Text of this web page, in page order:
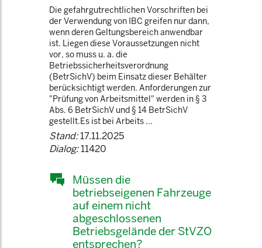
Die gefahrgutrechtlichen Vorschriften bei
der Verwendung von IBC greifen nur dann,
wenn deren Geltungsbereich anwendbar
ist. Liegen diese Voraussetzungen nicht
vor, so muss u. a. die
Betriebssicherheitsverordnung
(BetrSichV) beim Einsatz dieser Behälter
berücksichtigt werden. Anforderungen zur
"Prüfung von Arbeitsmittel" werden in § 3
Abs. 6 BetrSichV und § 14 BetrSichV
gestellt.Es ist bei Arbeits ...
Stand:17.11.2025
Dialog:11420
Müssen die
betriebseigenen Fahrzeuge
auf einem nicht
abgeschlossenen
Betriebsgelände der StVZO
entsprechen?